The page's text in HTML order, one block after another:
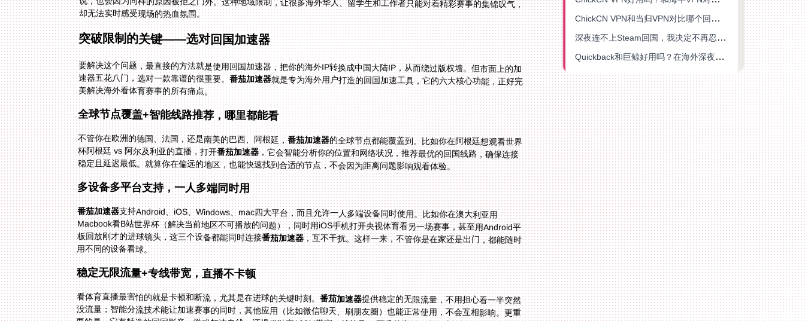
却无法实时感受现场的热血氛围。
突破限制的关键——选对回国加速器
要解决这个问题，最直接的方法就是使用回国加速器，把你的海外IP转换成中国大陆IP，从而绕过版权墙。但市面上的加
速器五花八门，选对一款靠谱的很重要。番茄加速器就是专为海外用户打造的回国加速工具，它的六大核心功能，正好完
美解决海外看体育赛事的所有痛点。
全球节点覆盖+智能线路推荐，哪里都能看
不管你在欧洲的德国、法国，还是南美的巴西、阿根廷，番茄加速器的全球节点都能覆盖到。比如你在阿根廷想观看世界
杯阿根廷 vs 阿尔及利亚的直播，打开番茄加速器，它会智能分析你的位置和网络状况，推荐最优的回国线路，确保连接
稳定且延迟最低。就算你在偏远的地区，也能快速找到合适的节点，不会因为距离问题影响观看体验。
多设备多平台支持，一人多端同时用
番茄加速器支持Android、iOS、Windows、mac四大平台，而且允许一人多端设备同时使用。比如你在澳大利亚用
Macbook看B站世界杯（解决当前地区不可播放的问题），同时用iOS手机打开央视体育看另一场赛事，甚至用Android平
板回放刚才的进球镜头，这三个设备都能同时连接番茄加速器，互不干扰。这样一来，不管你是在家还是出门，都能随时
用不同的设备看球。
稳定无限流量+专线带宽，直播不卡顿
看体育直播最害怕的就是卡顿和断流，尤其是在进球的关键时刻。番茄加速器提供稳定的无限流量，不用担心看一半突然
没流量；智能分流技术能让加速赛事的同时，其他应用（比如微信聊天、刷朋友圈）也能正常使用，不会互相影响。更重
要的是，它有精选的回国影音、游戏加速专线，还提供独享100M带宽，就算是4K画质的直播，也能流畅播放，画面清晰
ChickCN VPN和当归VPN对比哪个回国效果更好？海外党亲测后选了它
深夜连不上Steam回国，我决定不再忍受这数字鸿沟
Quickback和巨鲸好用吗？在海外深夜想刷B站、追爱奇艺的你，或许正需要这份答案